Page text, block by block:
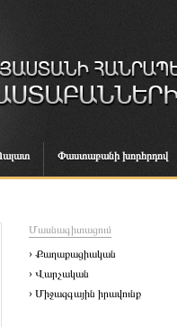
Փաստաբանի խորհրդով
Մասնագիտացում
› Քաղաքացիական
› Վարչական
› Միջազգային իրավունք